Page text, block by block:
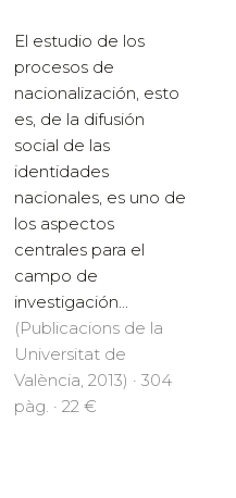
El estudio de los
procesos de
nacionalización, esto
es, de la difusión
social de las
identidades
nacionales, es uno de
los aspectos
centrales para el
campo de
investigación...
(Publicacions de la
Universitat de
València, 2013) · 304
pàg. · 22 €